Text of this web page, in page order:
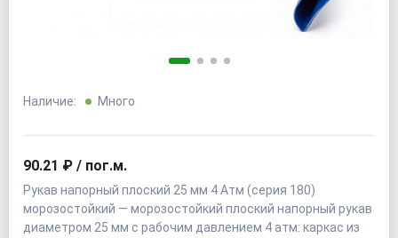
Наличие: Много
90.21 ₽ / пог.м.
Рукав напорный плоский 25 мм 4 Атм (серия 180)
морозостойкий — морозостойкий плоский напорный рукав
диаметром 25 мм с рабочим давлением 4 атм: каркас из